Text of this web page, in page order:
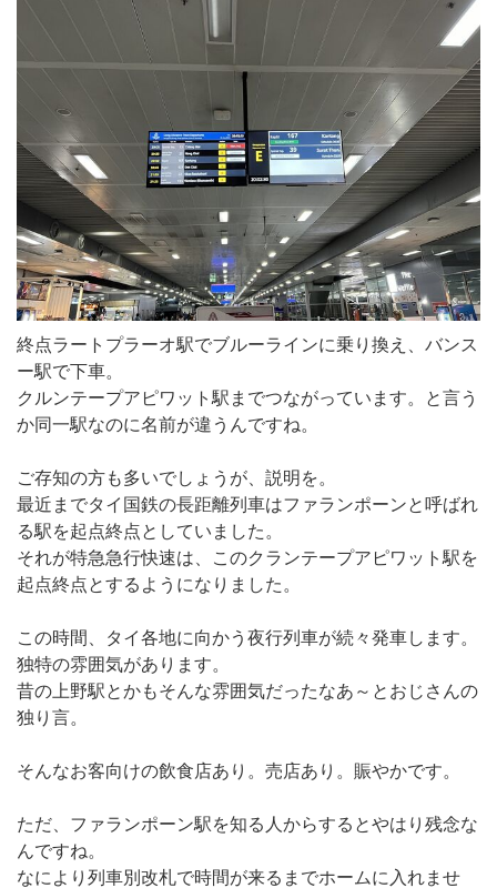
終点ラートプラーオ駅でブルーラインに乗り換え、バンス
ー駅で下車。
クルンテープアピワット駅までつながっています。と言う
か同一駅なのに名前が違うんですね。
ご存知の方も多いでしょうが、説明を。
最近までタイ国鉄の長距離列車はファランポーンと呼ばれ
る駅を起点終点としていました。
それが特急急行快速は、このクランテープアピワット駅を
起点終点とするようになりました。
この時間、タイ各地に向かう夜行列車が続々発車します。
独特の雰囲気があります。
昔の上野駅とかもそんな雰囲気だったなあ～とおじさんの
独り言。
そんなお客向けの飲食店あり。売店あり。賑やかです。
ただ、ファランポーン駅を知る人からするとやはり残念な
んですね。
なにより列車別改札で時間が来るまでホームに入れませ